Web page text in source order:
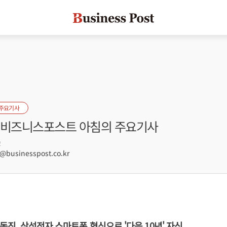
요기사
즈니스포스트 아침의 주요기사